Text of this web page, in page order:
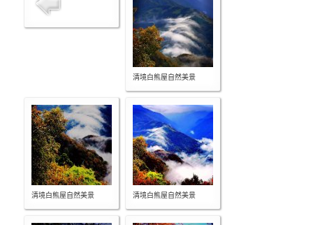
清境白熊屋自然美景
清境白熊屋自然美景 清境白熊屋自然美景